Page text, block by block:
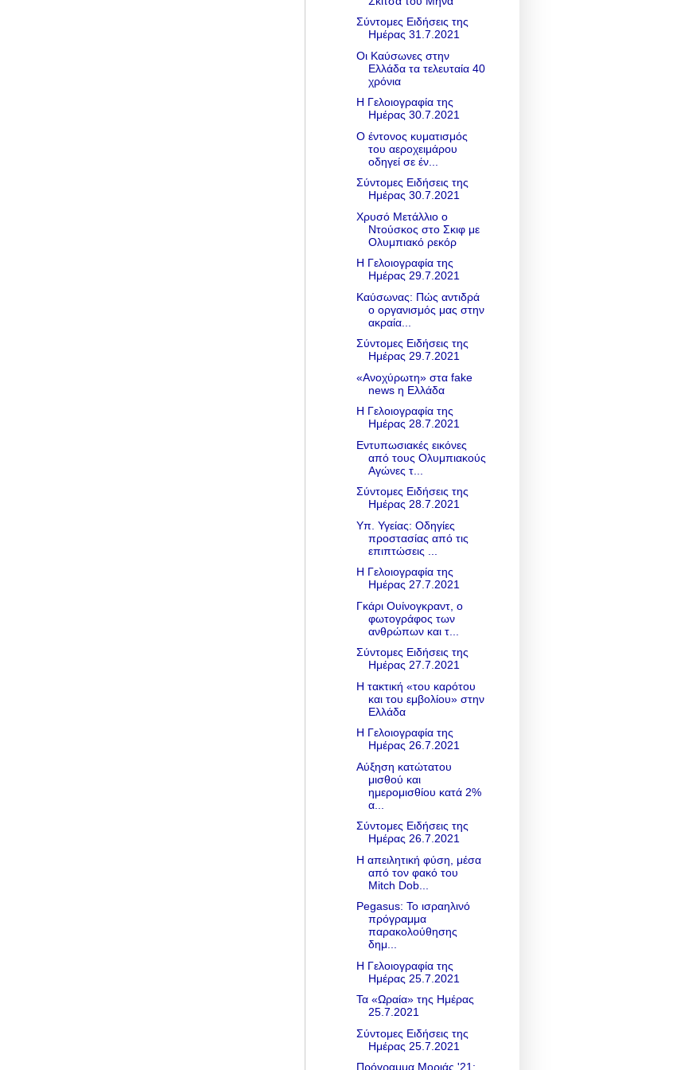
Σύντομες Ειδήσεις της
Ημέρας 31.7.2021
Οι Καύσωνες στην
Ελλάδα τα τελευταία 40
χρόνια
Η Γελοιογραφία της
Ημέρας 30.7.2021
Ο έντονος κυματισμός
του αεροχειμάρου
οδηγεί σε έν...
Σύντομες Ειδήσεις της
Ημέρας 30.7.2021
Χρυσό Μετάλλιο ο
Ντούσκος στο Σκιφ με
Ολυμπιακό ρεκόρ
Η Γελοιογραφία της
Ημέρας 29.7.2021
Καύσωνας: Πώς αντιδρά
ο οργανισμός μας στην
ακραία...
Σύντομες Ειδήσεις της
Ημέρας 29.7.2021
«Ανοχύρωτη» στα fake
news η Ελλάδα
Η Γελοιογραφία της
Ημέρας 28.7.2021
Εντυπωσιακές εικόνες
από τους Ολυμπιακούς
Αγώνες τ...
Σύντομες Ειδήσεις της
Ημέρας 28.7.2021
Υπ. Υγείας: Οδηγίες
προστασίας από τις
επιπτώσεις ...
Η Γελοιογραφία της
Ημέρας 27.7.2021
Γκάρι Ουίνογκραντ, ο
φωτογράφος των
ανθρώπων και τ...
Σύντομες Ειδήσεις της
Ημέρας 27.7.2021
Η τακτική «του καρότου
και του εμβολίου» στην
Eλλάδα
Η Γελοιογραφία της
Ημέρας 26.7.2021
Αύξηση κατώτατου
μισθού και
ημερομισθίου κατά 2%
α...
Σύντομες Ειδήσεις της
Ημέρας 26.7.2021
Η απειλητική φύση, μέσα
από τον φακό του
Mitch Dob...
Pegasus: Το ισραηλινό
πρόγραμμα
παρακολούθησης
δημ...
Η Γελοιογραφία της
Ημέρας 25.7.2021
Τα «Ωραία» της Ημέρας
25.7.2021
Σύντομες Ειδήσεις της
Ημέρας 25.7.2021
Πρόγραμμα Μοριάς '21: